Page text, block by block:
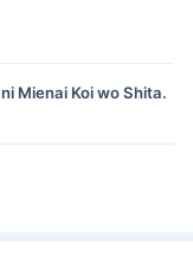
Mienai Koi wo Shita.